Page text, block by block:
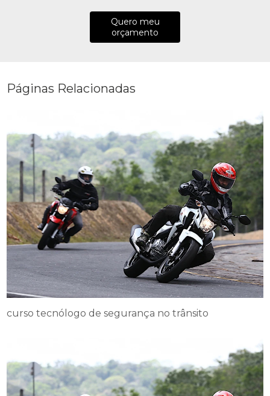
Quero meu
orçamento
Páginas Relacionadas
curso tecnólogo de segurança no trânsito